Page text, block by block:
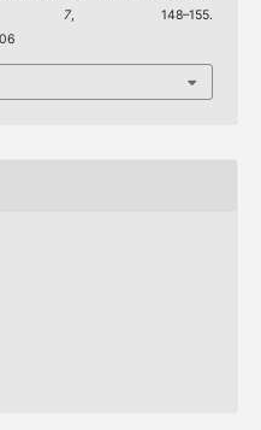
7, 148–155.